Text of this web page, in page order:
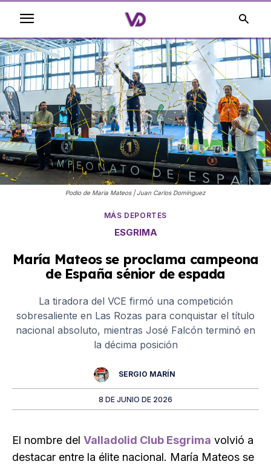
Podio de Maria Mateos | Juan Carlos Domínguez
MÁS DEPORTES
ESGRIMA
María Mateos se proclama campeona
de España sénior de espada
La tiradora del VCE firmó una competición
sobresaliente en Las Rozas para conquistar el título
nacional absoluto, mientras José Falcón terminó en
la décima posición
SERGIO MARÍN
8 DE JUNIO DE 2026
El nombre del Valladolid Club Esgrima volvió a
destacar entre la élite nacional. María Mateos se